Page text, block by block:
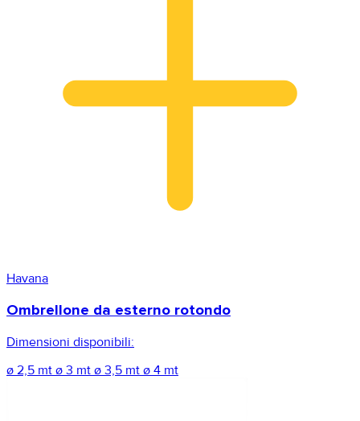
Havana
Ombrellone da esterno rotondo
Dimensioni disponibili:
ø 2,5 mt ø 3 mt ø 3,5 mt ø 4 mt